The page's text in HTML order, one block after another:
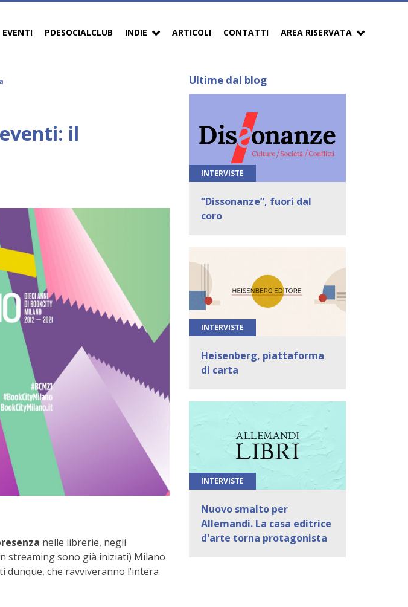
EVENTI PDESOCIALCLUB INDIE ARTICOLI CONTATTI AREA RISERVATA
il
nelle librerie, negli
streaming sono già iniziati) Milano
che ravviveranno l’intera
Ultime dal blog
INTERVISTE
“Dissonanze”, fuori dal
coro
INTERVISTE
Heisenberg, piattaforma
di carta
INTERVISTE
Nuovo smalto per
Allemandi. La casa editrice
d'arte torna protagonista